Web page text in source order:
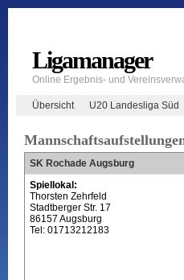
Ligamanager
Online Ergebnis- und
Übersicht U20 Landesliga Süd
SK Rochade Augsburg
Spiellokal:
Thorsten Zehrfeld
Stadtberger Str. 17
86157 Augsburg
Tel: 01713212183